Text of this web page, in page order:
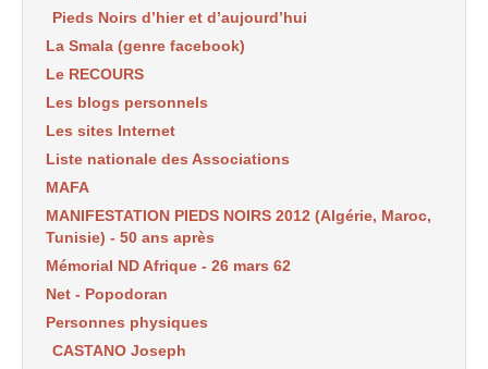
Pieds Noirs d’hier et d’aujourd’hui
La Smala (genre facebook)
Le RECOURS
Les blogs personnels
Les sites Internet
Liste nationale des Associations
MAFA
MANIFESTATION PIEDS NOIRS 2012 (Algérie, Maroc,
Tunisie) - 50 ans après
Mémorial ND Afrique - 26 mars 62
Net - Popodoran
Personnes physiques
CASTANO Joseph